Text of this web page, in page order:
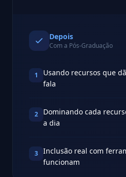
Depois
Com a Pós-Graduação
1
Usando recursos que
fala
2
Dominando cada
a dia
3
Inclusão real com
funcionam